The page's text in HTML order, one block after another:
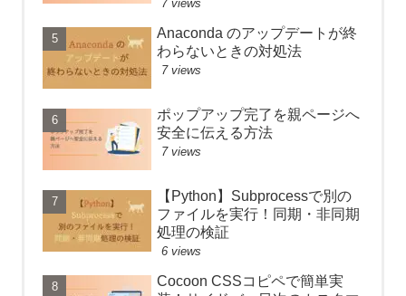
7 views
Anaconda のアップデートが終
わらないときの対処法
7 views
ポップアップ完了を親ページへ
安全に伝える方法
7 views
【Python】Subprocessで別の
ファイルを実行！同期・非同期
処理の検証
6 views
Cocoon CSSコピペで簡単実